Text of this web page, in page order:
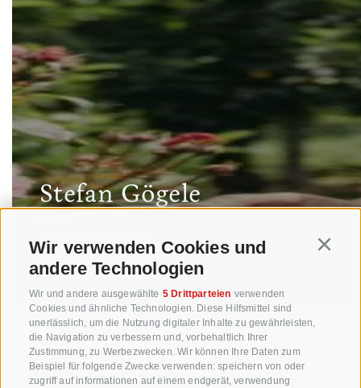
Wir verwenden Cookies und
andere Technologien
Wir und andere ausgewählte 5 Drittparteien verwenden
Cookies und ähnliche Technologien. Diese Hilfsmittel sind
unerlässlich, um die Nutzung digitaler Inhalte zu gewährleisten,
die Navigation zu verbessern und, vorbehaltlich Ihrer
Zustimmung, zu Werbezwecken. Wir können Ihre Daten zum
Beispiel für folgende Zwecke verwenden: speichern von oder
zugriff auf informationen auf einem endgerät, verwendung
Stefan Gögele
WEITERLESEN